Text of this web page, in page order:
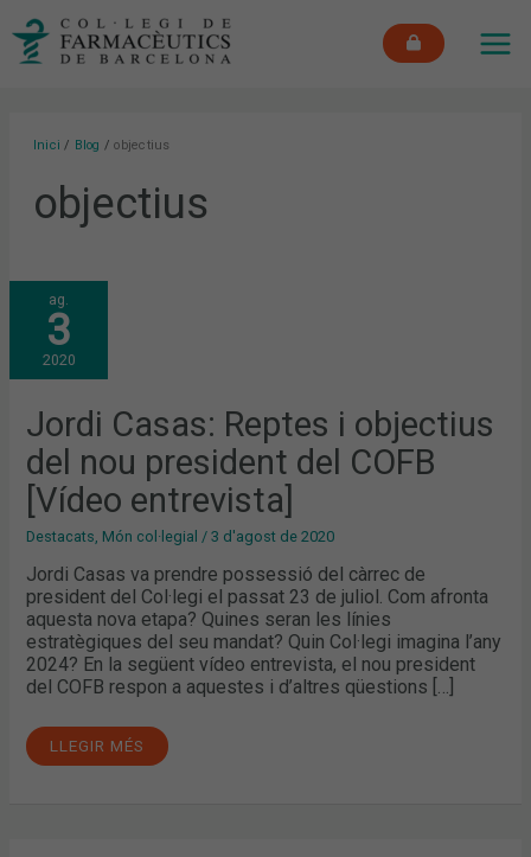
Inici Blog objectius
objectius
ag.
3
2020
Jordi Casas: Reptes i objectius
del nou president del COFB
[Vídeo entrevista]
Destacats Món col·legial /3 d'agost de 2020
Jordi Casas va prendre possessió del càrrec de
president del Col·legi el passat 23 de juliol. Com afronta
aquesta nova etapa? Quines seran les línies
estratègiques del seu mandat? Quin Col·legi imagina l’any
2024? En la següent vídeo entrevista, el nou president
del COFB respon a aquestes i d’altres qüestions […]
JORDI
CASAS:
REPTES
I
OBJECTIUS
DEL
NOU
COFB
[VÍDEO
ENTREVISTA]
LLEGIR MÉS